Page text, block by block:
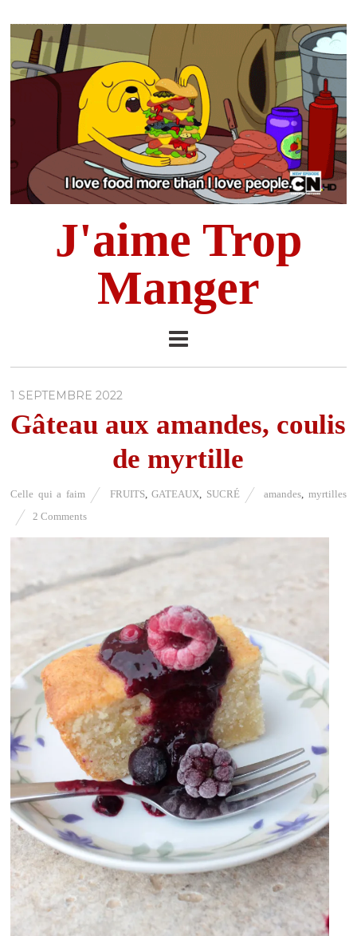
J'aime Trop
Manger
1 SEPTEMBRE 2022
Gâteau aux amandes, coulis
de myrtille
Celle qui a faim FRUITS,GATEAUX SUCRÉ amandes myrtilles
2 Comments